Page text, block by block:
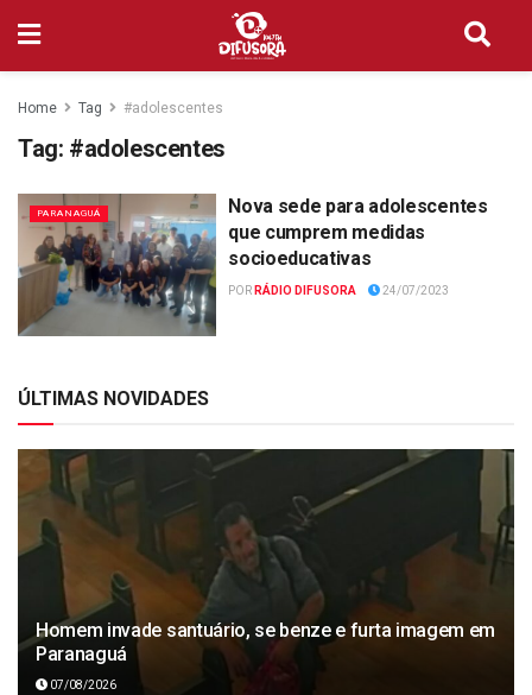
Home Tag #adolescentes
Tag: #adolescentes
PARANAGUÁ
Nova sede para adolescentes
que cumprem medidas
socioeducativas
POR RÁDIO DIFUSORA 24/07/2023
ÚLTIMAS NOVIDADES
Homem invade santuário, se benze e furta imagem em
Paranaguá
07/08/2026